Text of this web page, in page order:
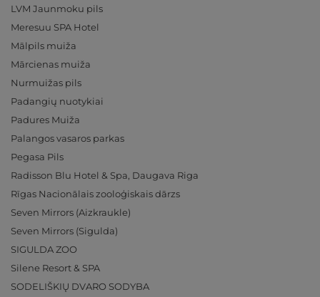
LVM Jaunmoku pils
Meresuu SPA Hotel
Mālpils muiža
Mārcienas muiža
Nurmuižas pils
Padangių nuotykiai
Padures Muiža
Palangos vasaros parkas
Pegasa Pils
Radisson Blu Hotel & Spa, Daugava Riga
Rīgas Nacionālais zooloģiskais dārzs
Seven Mirrors (Aizkraukle)
Seven Mirrors (Sigulda)
SIGULDA ZOO
Silene Resort & SPA
SODELIŠKIŲ DVARO SODYBA